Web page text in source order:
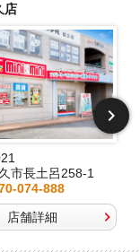
店
市長土呂258-1
074-888
店舗詳細